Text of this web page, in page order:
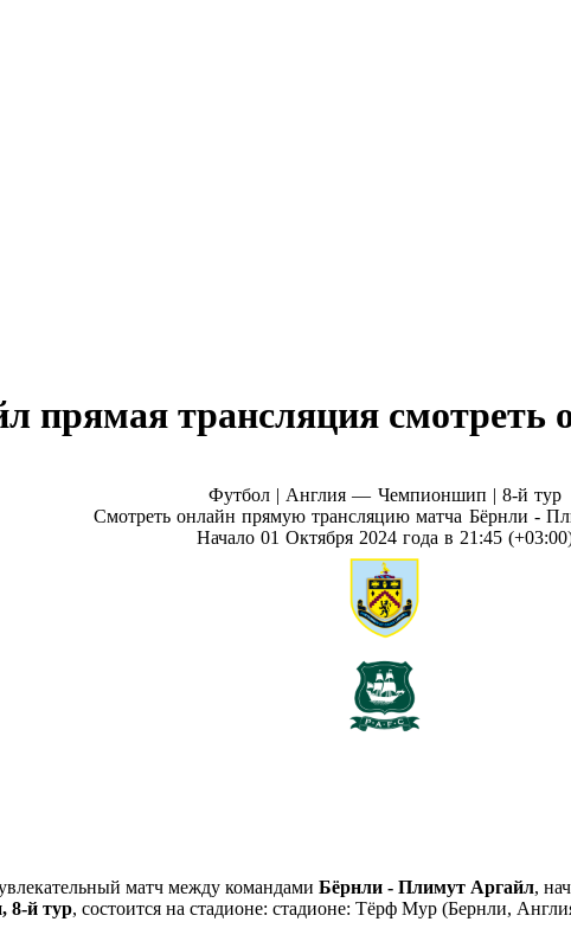
прямая трансляция смотреть
Футбол | Англия — Чемпионшип | 8-й тур
Смотреть онлайн прямую трансляцию матча Бёрнли -
Начало 01 Октября 2024 года в 21:45
матч между командами Бёрнли - Плимут Аргайл,
8-й тур, состоится на стадионе: стадионе: Тёрф Мур (Бернли,